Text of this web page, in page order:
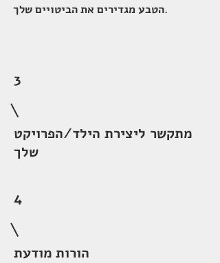
הטבע מגדירים את הביטויים שלך.
3
מתקשר ליצירת הילד/הפרויקט
שלך
4
הורות מודעת